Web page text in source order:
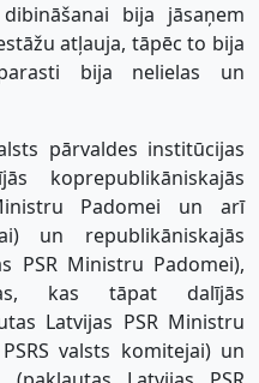
bija jāsaņem
atļauja, tāpēc to bija
bija nelielas un
pārvaldes institūcijas
koprepublikāniskajās
Padomei un arī
un republikāniskajās
PSR Ministru Padomei),
kas tāpat dalījās
Latvijas PSR Ministru
valsts komitejai) un